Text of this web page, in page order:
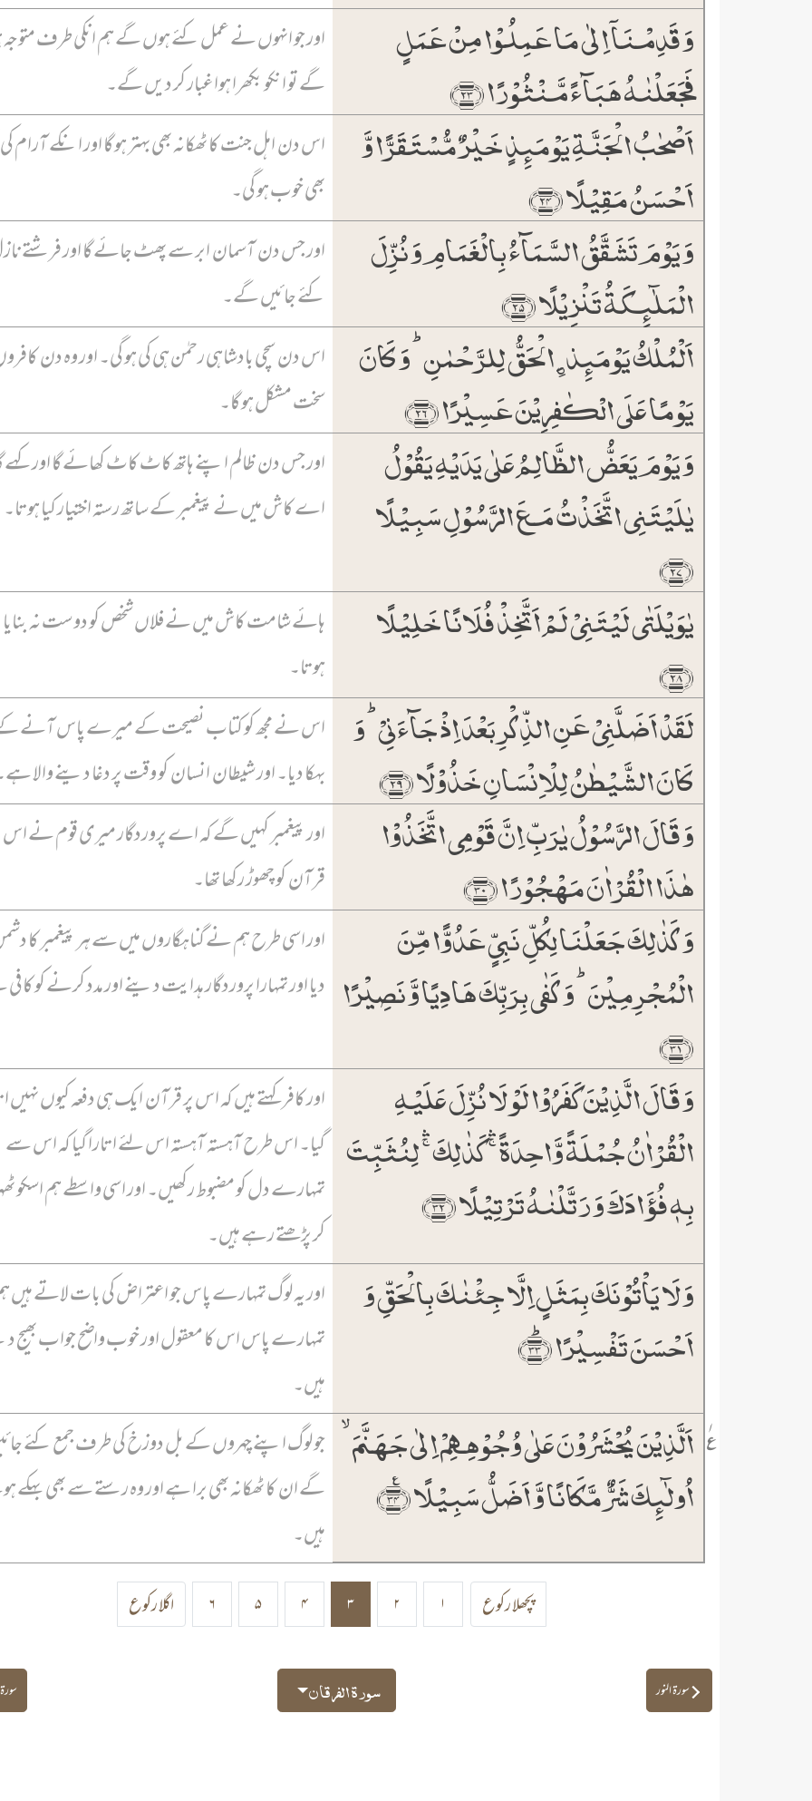
وَ قَدِمۡنَاۤ اِلٰی مَا عَمِلُوۡا مِنۡ عَمَلٍ
فَجَعَلۡنٰہُ ہَبَآءً مَّنۡثُوۡرًا ﴿۲۳﴾
اور جو انہوں نے عمل کئے ہوں گے ہم انکی طرف
گے تو انکو بکھرا ہوا غبار کر دیں گے۔
اَصۡحٰبُ الۡجَنَّۃِ یَوۡمَئِذٍ خَیۡرٌ مُّسۡتَقَرًّا وَّ
اَحۡسَنُ مَقِیۡلًا ﴿۲۴﴾
اس دن اہل جنت کا ٹھکانہ بھی بہتر ہو گا اور انکے آرام
بھی خوب ہو گی۔
وَ یَوۡمَ تَشَقَّقُ السَّمَآءُ بِالۡغَمَامِ وَ نُزِّلَ
الۡمَلٰٓئِکَۃُ تَنۡزِیۡلًا ﴿۲۵﴾
اور جس دن آسمان ابر سے پھٹ جائے گا اور فرشتے
کئے جائیں گے۔
اَلۡمُلۡکُ یَوۡمَئِذِۣ الۡحَقُّ لِلرَّحۡمٰنِ ؕ وَ کَانَ
یَوۡمًا عَلَی الۡکٰفِرِیۡنَ عَسِیۡرًا ﴿۲۶﴾
اس دن سچی بادشاہی رحمٰن ہی کی ہو گی۔ اور وہ دن
سخت مشکل ہو گا۔
وَ یَوۡمَ یَعَضُّ الظَّالِمُ عَلٰی یَدَیۡہِ یَقُوۡلُ
یٰلَیۡتَنِی اتَّخَذۡتُ مَعَ الرَّسُوۡلِ سَبِیۡلًا
﴿۲۷﴾
اور جس دن ظالم اپنے ہاتھ کاٹ کاٹ کھائے گا اور کہے
اے کاش میں نے پیغمبر کے ساتھ رستہ اختیار کیا ہوتا۔
یٰوَیۡلَتٰی لَیۡتَنِیۡ لَمۡ اَتَّخِذۡ فُلَانًا خَلِیۡلًا
﴿۲۸﴾
ہائے شامت کاش میں نے فلاں شخص کو دوست نہ بنایا
ہوتا۔
لَقَدۡ اَضَلَّنِیۡ عَنِ الذِّکۡرِ بَعۡدَ اِذۡ جَآءَنِیۡ ؕ وَ
کَانَ الشَّیۡطٰنُ لِلۡاِنۡسَانِ خَذُوۡلًا ﴿۲۹﴾
اس نے مجھ کو کتاب نصیحت کے میرے پاس آنے
بہکا دیا۔ اور شیطان انسان کو وقت پر دغا دینے والا
وَ قَالَ الرَّسُوۡلُ یٰرَبِّ اِنَّ قَوۡمِی اتَّخَذُوۡا
ہٰذَا الۡقُرۡاٰنَ مَہۡجُوۡرًا ﴿۳۰﴾
اور پیغمبر کہیں گے کہ اے پروردگار میری قوم نے اس
قرآن کو چھوڑ رکھا تھا۔
وَ کَذٰلِکَ جَعَلۡنَا لِکُلِّ نَبِیٍّ عَدُوًّا مِّنَ
الۡمُجۡرِمِیۡنَ ؕ وَ کَفٰی بِرَبِّکَ ہَادِیًا وَّ نَصِیۡرًا
﴿۳۱﴾
اور اسی طرح ہم نے گناہگاروں میں سے ہر پیغمبر کا
دیا اور تمہارا پروردگار ہدایت دینے اور مدد کرنے کو
وَ قَالَ الَّذِیۡنَ کَفَرُوۡا لَوۡ لَا نُزِّلَ عَلَیۡہِ
الۡقُرۡاٰنُ جُمۡلَۃً وَّاحِدَۃً ۚۛ کَذٰلِکَ ۚۛ لِنُثَبِّتَ
بِہٖ فُؤَادَکَ وَ رَتَّلۡنٰہُ تَرۡتِیۡلًا ﴿۳۲﴾
اور کافر کہتے ہیں کہ اس پر قرآن ایک ہی دفعہ کیوں نہیں
گیا۔ اس طرح آہستہ آہستہ اس لئے اتارا گیا کہ اس سے
تمہارے دل کو مضبوط رکھیں۔ اور اسی واسطے ہم اسکو
کر پڑھتے رہے ہیں۔
وَ لَا یَاۡتُوۡنَکَ بِمَثَلٍ اِلَّا جِئۡنٰکَ بِالۡحَقِّ وَ
اَحۡسَنَ تَفۡسِیۡرًا ﴿ؕ۳۳﴾
اور یہ لوگ تمہارے پاس جو اعتراض کی بات لاتے ہیں
تمہارے پاس اس کا معقول اور خوب واضح جواب بھیج
ہیں۔
اَلَّذِیۡنَ یُحۡشَرُوۡنَ عَلٰی وُجُوۡہِہِمۡ اِلٰی جَہَنَّمَ ۙ
اُولٰٓئِکَ شَرٌّ مَّکَانًا وَّ اَضَلُّ سَبِیۡلًا ﴿٪۳۴﴾
۱
جو لوگ اپنے چہروں کے بل دوزخ کی طرف جمع کئے
گے ان کا ٹھکانہ بھی برا ہے اور وہ رستے سے بھی بہکے
ہیں۔
پچھلا رکوع ۱ ۲ ۳ ۴ ۵ ۶ اگلا رکوع
سورۃ النور سورۃ الفرقان